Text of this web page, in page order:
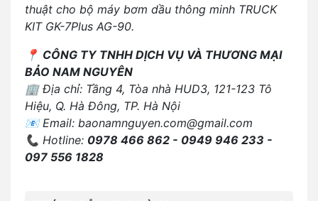
thuật cho bộ máy bơm dầu thông minh TRUCK
KIT GK-7Plus AG-90.
📍 CÔNG TY TNHH DỊCH VỤ VÀ THƯƠNG MẠI
BẢO NAM NGUYÊN
🏢 Địa chỉ: Tầng 4, Tòa nhà HUD3, 121-123 Tô
Hiệu, Q. Hà Đông, TP. Hà Nội
📧 Email: baonamnguyen.com@gmail.com
📞 Hotline: 0978 466 862 - 0949 946 233 -
097 556 1828